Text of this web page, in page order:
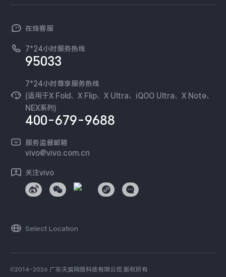
NEX系列
环保回收
安全公告
服务隐私政策
Log还原LUTs下载
vivo 办公套件
vivo 企业业务
廉正合规
国补营业执照
无线电发射设备销售备案
工作机会
新闻资讯
可持续发展
vivo 蔡司影像
开发者社区
在线客服
7*24小时服务热线
95033
7*24小时尊享服务热线
(适用于X Fold、X Flip、X Ultra、iQOO Ultra、X Note、
NEX系列)
400-679-9688
服务监督邮箱
vivo@vivo.com.cn
关注vivo
Select Location
©2014-2026 广东天宸网络科技有限公司 版权所有